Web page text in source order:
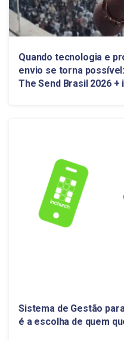
Quando tecnologia e
envio se torna
The Send Brasil 2026 +
Sistema de Gestão
é a escolha de quem